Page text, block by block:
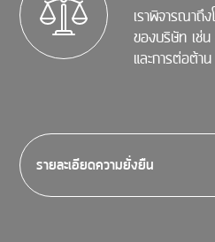
เราพิจารณาถึง
ของบริษัท เช่
และการต่อต้า
รายละเอียดความยั่งยืน